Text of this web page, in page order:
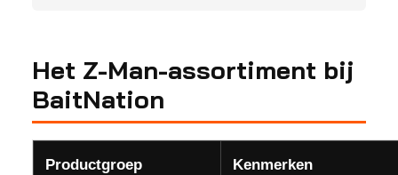
Het Z-Man-assortiment bij
BaitNation
Productgroep Kenmerken